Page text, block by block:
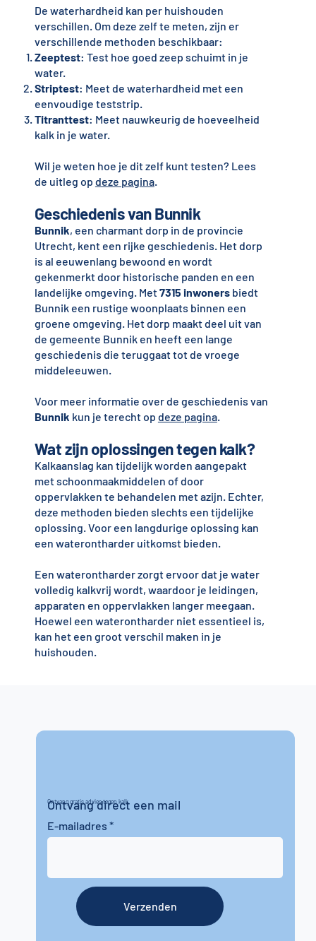
De waterhardheid kan per huishouden
verschillen. Om deze zelf te meten, zijn er
verschillende methoden beschikbaar:
Zeeptest: Test hoe goed zeep schuimt in je
water.
Striptest: Meet de waterhardheid met een
eenvoudige teststrip.
Titranttest: Meet nauwkeurig de hoeveelheid
kalk in je water.
Wil je weten hoe je dit zelf kunt testen? Lees
de uitleg op deze pagina.
Geschiedenis van Bunnik
Bunnik, een charmant dorp in de provincie
Utrecht, kent een rijke geschiedenis. Het dorp
is al eeuwenlang bewoond en wordt
gekenmerkt door historische panden en een
landelijke omgeving. Met7315 inwonersbiedt
Bunnik een rustige woonplaats binnen een
groene omgeving. Het dorp maakt deel uit van
de gemeente Bunnik en heeft een lange
geschiedenis die teruggaat tot de vroege
middeleeuwen.
Voor meer informatie over de geschiedenis van
Bunnik kun je terecht op deze pagina.
Wat zijn oplossingen tegen kalk?
Kalkaanslag kan tijdelijk worden aangepakt
met schoonmaakmiddelen of door
oppervlakken te behandelen met azijn. Echter,
deze methoden bieden slechts een tijdelijke
oplossing. Voor een langdurige oplossing kan
een waterontharder uitkomst bieden.
Een waterontharder zorgt ervoor dat je water
volledig kalkvrij wordt, waardoor je leidingen,
apparaten en oppervlakken langer meegaan.
Hoewel een waterontharder niet essentieel is,
kan het een groot verschil maken in je
huishouden.
Ontvang gratis advies tegen kalk
Ontvang direct een mail
E-mailadres
Verzenden